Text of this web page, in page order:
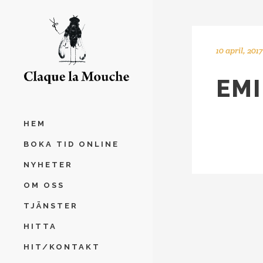
HEM
BOKA TID ONLINE
NYHETER
OM OSS
TJÄNSTER
HITTA
HIT/KONTAKT
10 april, 2017
EMI